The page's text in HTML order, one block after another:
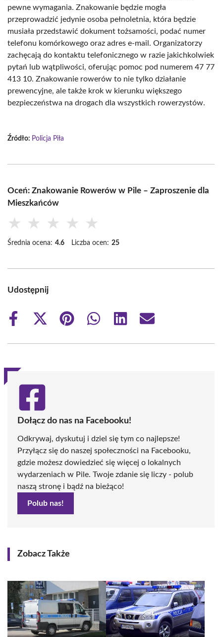
pewne wymagania. Znakowanie będzie mogła
przeprowadzić jedynie osoba pełnoletnia, która będzie
musiała przedstawić dokument tożsamości, podać numer
telefonu komórkowego oraz adres e-mail. Organizatorzy
zachęcają do kontaktu telefonicznego w razie jakichkolwiek
pytań lub wątpliwości, oferując pomoc pod numerem 47 77
413 10. Znakowanie rowerów to nie tylko działanie
prewencyjne, ale także krok w kierunku większego
bezpieczeństwa na drogach dla wszystkich rowerzystów.
Źródło: Policja Piła
Oceń: Znakowanie Rowerów w Pile – Zaproszenie dla
Mieszkańców
★ ★ ★ ★ ★
Średnia ocena: 4.6 Liczba ocen: 25
Udostępnij
Share
Share
(Twitter)
Share
Share
Share
Share
Dołącz do nas na Facebooku!
Odkrywaj, dyskutuj i dziel się tym co najlepsze!
Przyłącz się do naszej społeczności na Facebooku,
gdzie możesz dowiedzieć się więcej o lokalnych
wydarzeniach w Pile. Twoje zdanie się liczy - polub
naszą stronę i bądź na bieżąco!
Polub nas!
Zobacz Także